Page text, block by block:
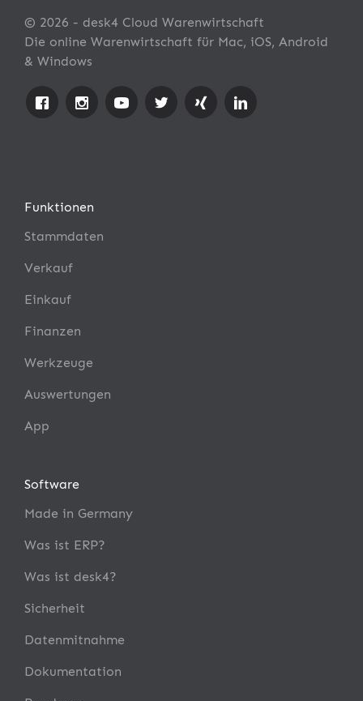
© 2026 - desk4 Cloud Warenwirtschaft
Die online Warenwirtschaft für Mac, iOS, Android
& Windows
Funktionen
Stammdaten
Verkauf
Einkauf
Finanzen
Werkzeuge
Auswertungen
App
Software
Made in Germany
Was ist ERP?
Was ist desk4?
Sicherheit
Datenmitnahme
Dokumentation